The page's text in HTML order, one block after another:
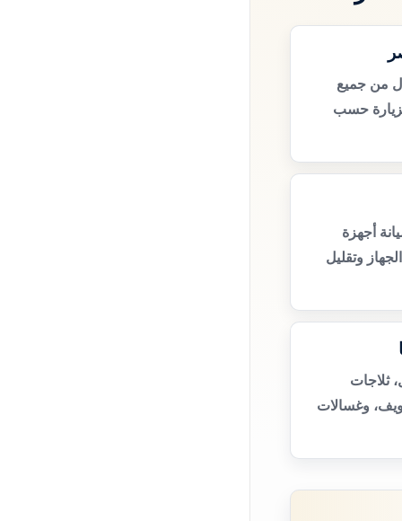
من جميع
حسب
أجهزة
وتقليل
ثلاجات
وغسالات